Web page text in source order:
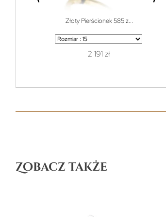
Złoty Pierścionek 585 z...
2 191 zł
Zobacz także